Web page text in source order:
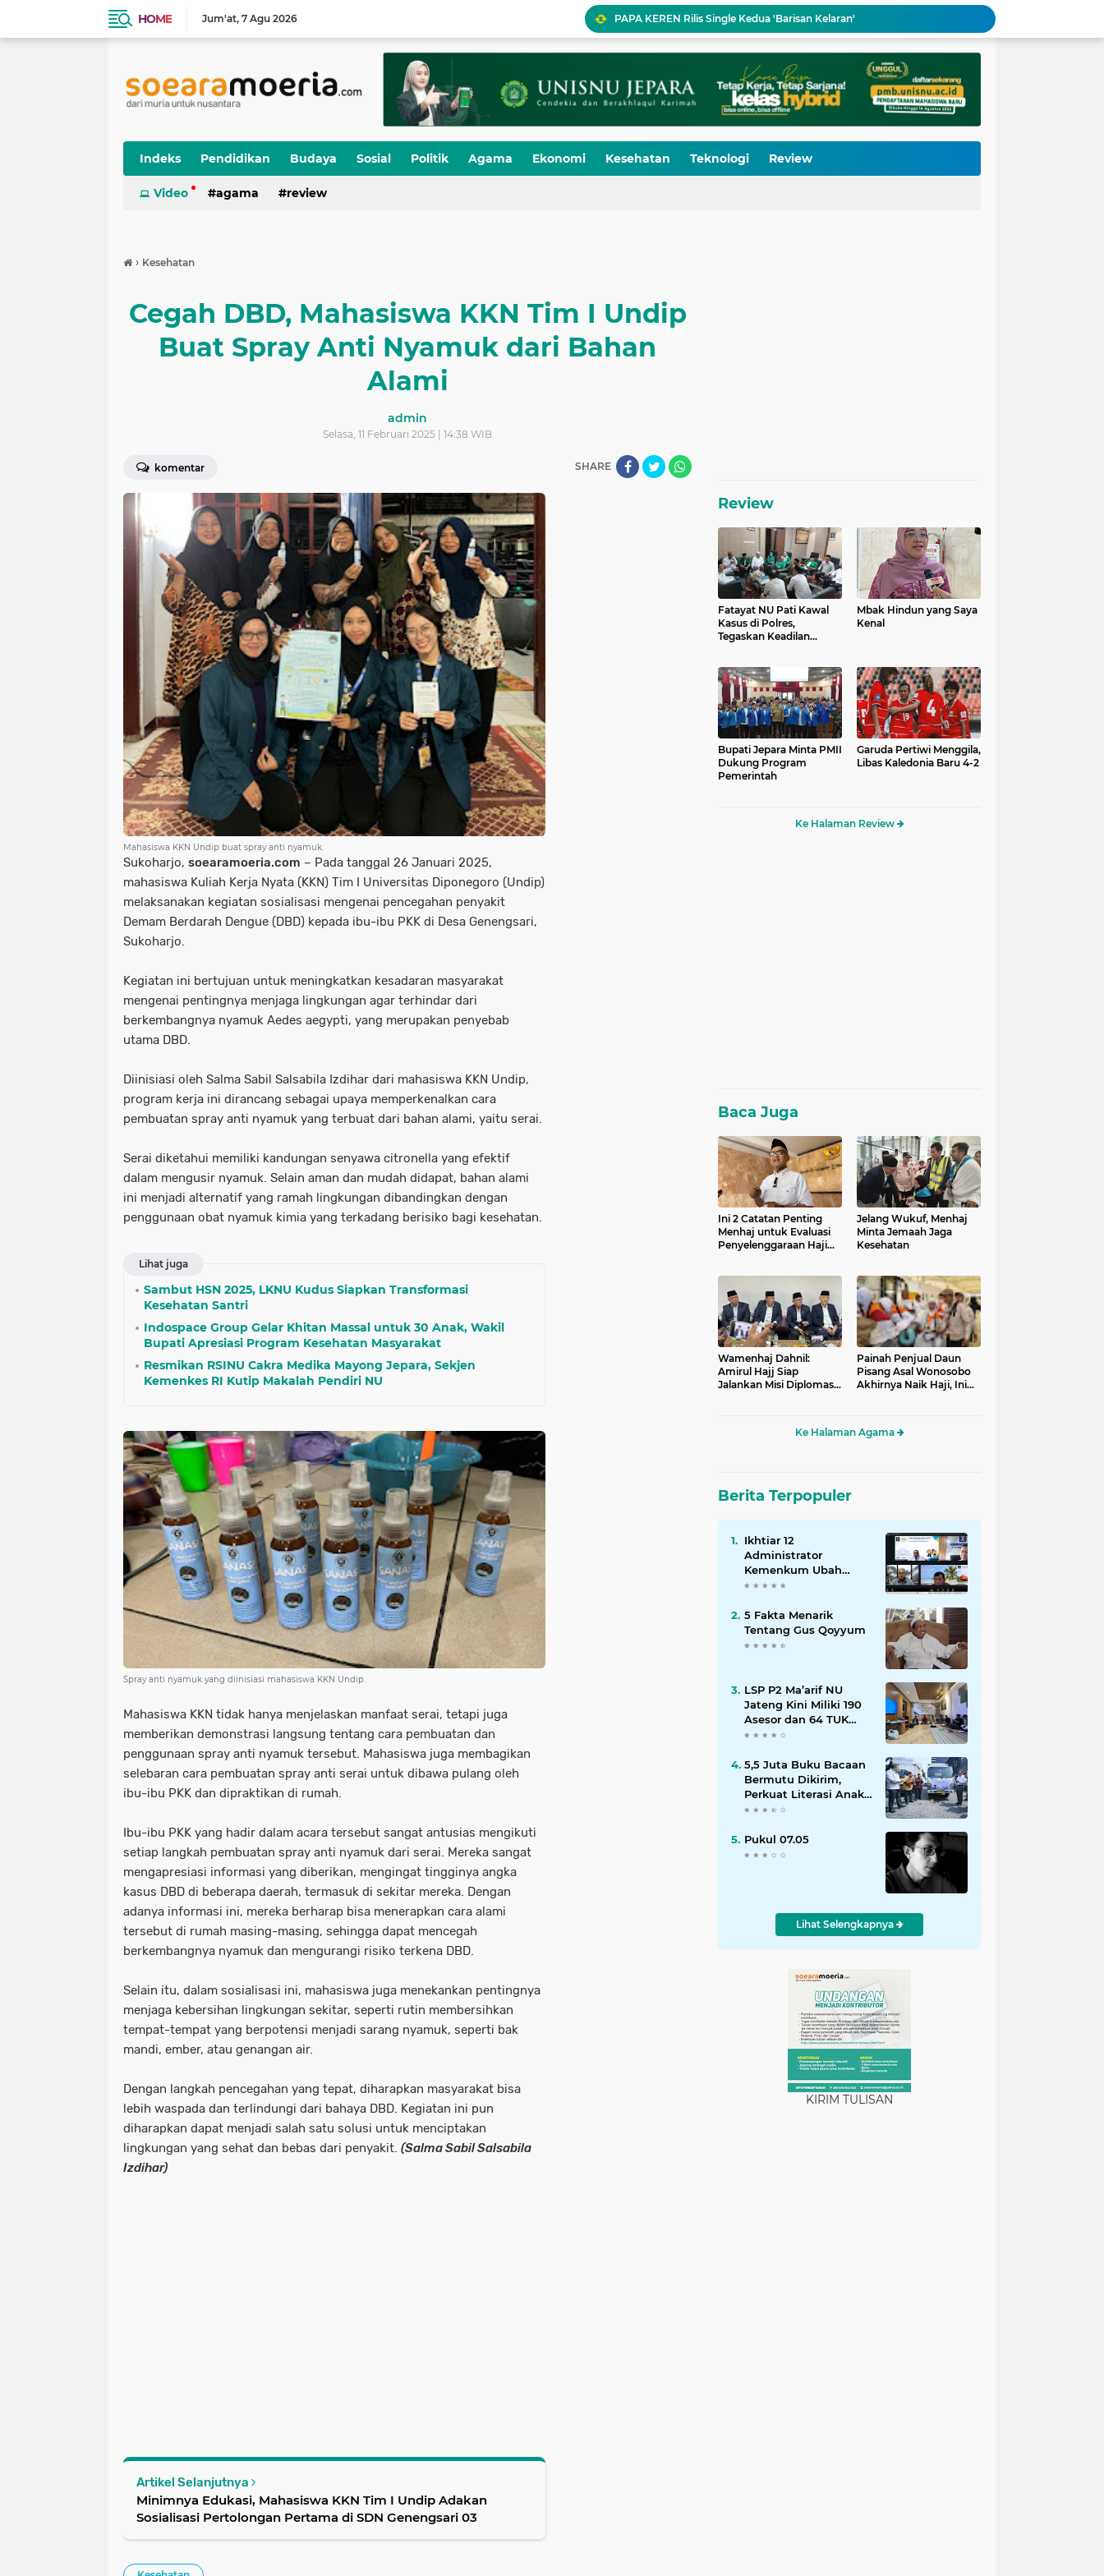
HOME Jum'at 7 Agu 2026
PAPA KEREN Rilis Single Kedua 'Barisan Kelaran'
LP Ma'arif NU Kota Pekalongan Gandeng IWIMA, Gembleng 100 Pengelola Medsos Sekolah
Ikhtiar 12 Administrator Kemenkum Ubah Pelayanan Hukum Indonesia
5,5 Juta Buku Bacaan Bermutu Dikirim, Perkuat Literasi Anak Indonesia
Pukul 07.05
Indeks Pendidikan Budaya Sosial Politik Agama Ekonomi Kesehatan Teknologi Review
Video agama review
› Kesehatan
Cegah DBD, Mahasiswa KKN Tim I Undip
Buat Spray Anti Nyamuk dari Bahan
Alami
admin
Selasa, 11 Februari 2025 | 14:38 WIB
komentar SHARE
Mahasiswa KKN Undip buat spray anti nyamuk.
Sukoharjo, soearamoeria.com – Pada tanggal 26 Januari 2025,
mahasiswa Kuliah Kerja Nyata (KKN) Tim I Universitas Diponegoro (Undip)
melaksanakan kegiatan sosialisasi mengenai pencegahan penyakit
Demam Berdarah Dengue (DBD) kepada ibu-ibu PKK di Desa Genengsari,
Sukoharjo.
Kegiatan ini bertujuan untuk meningkatkan kesadaran masyarakat
mengenai pentingnya menjaga lingkungan agar terhindar dari
berkembangnya nyamuk Aedes aegypti, yang merupakan penyebab
utama DBD.
Diinisiasi oleh Salma Sabil Salsabila Izdihar dari mahasiswa KKN Undip,
program kerja ini dirancang sebagai upaya memperkenalkan cara
pembuatan spray anti nyamuk yang terbuat dari bahan alami, yaitu serai.
Serai diketahui memiliki kandungan senyawa citronella yang efektif
dalam mengusir nyamuk. Selain aman dan mudah didapat, bahan alami
ini menjadi alternatif yang ramah lingkungan dibandingkan dengan
penggunaan obat nyamuk kimia yang terkadang berisiko bagi kesehatan.
Lihat juga
Sambut HSN 2025, LKNU Kudus Siapkan Transformasi
Kesehatan Santri
Indospace Group Gelar Khitan Massal untuk 30 Anak, Wakil
Bupati Apresiasi Program Kesehatan Masyarakat
Resmikan RSINU Cakra Medika Mayong Jepara, Sekjen
Kemenkes RI Kutip Makalah Pendiri NU
Spray anti nyamuk yang diinisiasi mahasiswa KKN Undip.
Mahasiswa KKN tidak hanya menjelaskan manfaat serai, tetapi juga
memberikan demonstrasi langsung tentang cara pembuatan dan
penggunaan spray anti nyamuk tersebut. Mahasiswa juga membagikan
selebaran cara pembuatan spray anti serai untuk dibawa pulang oleh
ibu-ibu PKK dan dipraktikan di rumah.
Ibu-ibu PKK yang hadir dalam acara tersebut sangat antusias mengikuti
setiap langkah pembuatan spray anti nyamuk dari serai. Mereka sangat
mengapresiasi informasi yang diberikan, mengingat tingginya angka
kasus DBD di beberapa daerah, termasuk di sekitar mereka. Dengan
adanya informasi ini, mereka berharap bisa menerapkan cara alami
tersebut di rumah masing-masing, sehingga dapat mencegah
berkembangnya nyamuk dan mengurangi risiko terkena DBD.
Selain itu, dalam sosialisasi ini, mahasiswa juga menekankan pentingnya
menjaga kebersihan lingkungan sekitar, seperti rutin membersihkan
tempat-tempat yang berpotensi menjadi sarang nyamuk, seperti bak
mandi, ember, atau genangan air.
Dengan langkah pencegahan yang tepat, diharapkan masyarakat bisa
lebih waspada dan terlindungi dari bahaya DBD. Kegiatan ini pun
diharapkan dapat menjadi salah satu solusi untuk menciptakan
lingkungan yang sehat dan bebas dari penyakit. (Salma Sabil Salsabila
Izdihar)
Artikel Selanjutnya
Minimnya Edukasi, Mahasiswa KKN Tim I Undip Adakan
Sosialisasi Pertolongan Pertama di SDN Genengsari 03
Review
Fatayat NU Pati Kawal
Kasus di Polres,
Tegaskan Keadilan
Mbak Hindun yang Saya
Kenal
Bupati Jepara Minta PMII
Dukung Program
Pemerintah
Garuda Pertiwi Menggila,
Libas Kaledonia Baru 4-2
Ke Halaman Review
Baca Juga
Ini 2 Catatan Penting
Menhaj untuk Evaluasi
Penyelenggaraan Haji
Jelang Wukuf, Menhaj
Minta Jemaah Jaga
Kesehatan
Wamenhaj Dahnil:
Amirul Hajj Siap
Jalankan Misi Diplomasi
Painah Penjual Daun
Pisang Asal Wonosobo
Akhirnya Naik Haji, Ini
Ke Halaman Agama
Berita Terpopuler
Ikhtiar 12
Administrator
Kemenkum Ubah
Pelayanan Hukum
5 Fakta Menarik
Tentang Gus Qoyyum
LSP P2 Ma’arif NU
Jateng Kini Miliki 190
Asesor dan 64 TUK
Terverifikasi
5,5 Juta Buku Bacaan
Bermutu Dikirim,
Perkuat Literasi Anak
Indonesia
Pukul 07.05
Lihat Selengkapnya
KIRIM TULISAN